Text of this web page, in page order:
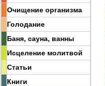
Очищение организма
Голодание
Баня, сауна, ванны
Исцеление молитвой
Статьи
Книги